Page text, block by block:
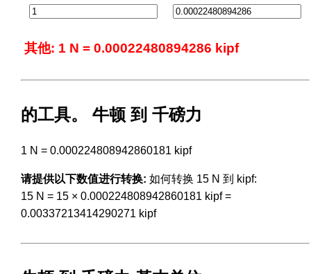
其他: 1 N = 0.00022480894286 kipf
的工具。 牛顿 到 千磅力
1 N = 0.000224808942860181 kipf
请提供以下数值进行转换: 如何转换 15 N 到 kipf:
15 N = 15 × 0.000224808942860181 kipf =
0.00337213414290271 kipf